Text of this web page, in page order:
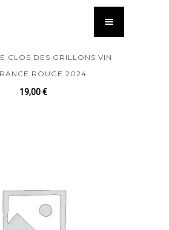
CLOS DES GRILLONS VIN
ROUGE 2024
19,00€